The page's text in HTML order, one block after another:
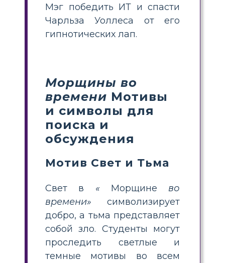
Мэг победить ИТ и спасти
Чарльза Уоллеса от его
гипнотических лап.
Морщины во
времени Мотивы
и символы для
поиска и
обсуждения
Мотив Свет и Тьма
Свет в «Морщине во
времени» символизирует
добро, а тьма представляет
собой зло. Студенты могут
проследить светлые и
темные мотивы во всем